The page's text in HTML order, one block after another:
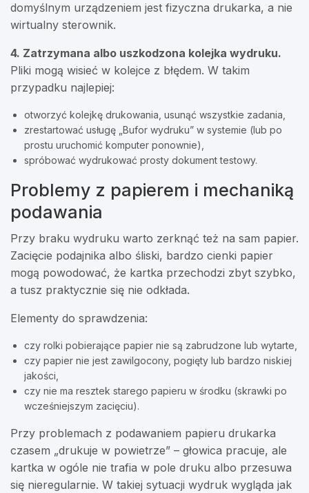
domyślnym urządzeniem jest fizyczna drukarka, a nie
wirtualny sterownik.
4. Zatrzymana albo uszkodzona kolejka wydruku.
Pliki mogą wisieć w kolejce z błędem. W takim
przypadku najlepiej:
otworzyć kolejkę drukowania, usunąć wszystkie zadania,
zrestartować usługę „Bufor wydruku” w systemie (lub po
prostu uruchomić komputer ponownie),
spróbować wydrukować prosty dokument testowy.
Problemy z papierem i mechaniką
podawania
Przy braku wydruku warto zerknąć też na sam papier.
Zacięcie podajnika albo śliski, bardzo cienki papier
mogą powodować, że kartka przechodzi zbyt szybko,
a tusz praktycznie się nie odkłada.
Elementy do sprawdzenia:
czy rolki pobierające papier nie są zabrudzone lub wytarte,
czy papier nie jest zawilgocony, pogięty lub bardzo niskiej
jakości,
czy nie ma resztek starego papieru w środku (skrawki po
wcześniejszym zacięciu).
Przy problemach z podawaniem papieru drukarka
czasem „drukuje w powietrze” – głowica pracuje, ale
kartka w ogóle nie trafia w pole druku albo przesuwa
się nieregularnie. W takiej sytuacji wydruk wygląda jak